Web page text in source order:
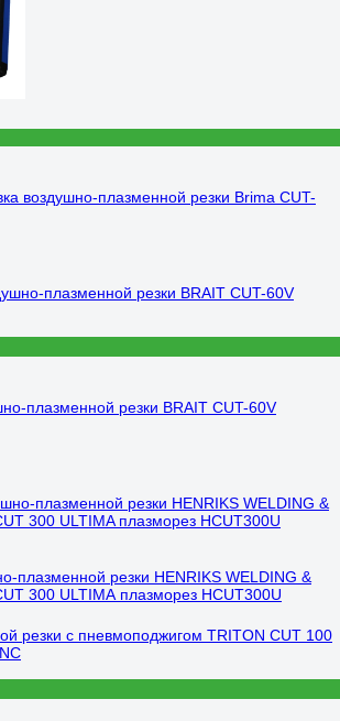
воздушно-плазменной резки Brima CUT-
плазменной резки BRAIT CUT-60V
плазменной резки HENRIKS WELDING &
300 ULTIMA плазморез HCUT300U